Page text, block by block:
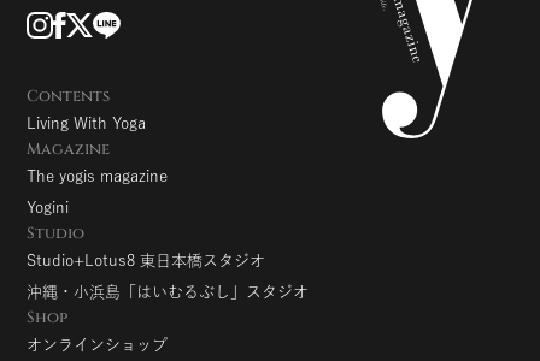
Contents
Living With Yoga
Magazine
The yogis magazine
Yogini
Studio
Studio+Lotus8 東日本橋スタジオ
沖縄・小浜島「はいむるぶし」スタジオ
Shop
オンラインショップ